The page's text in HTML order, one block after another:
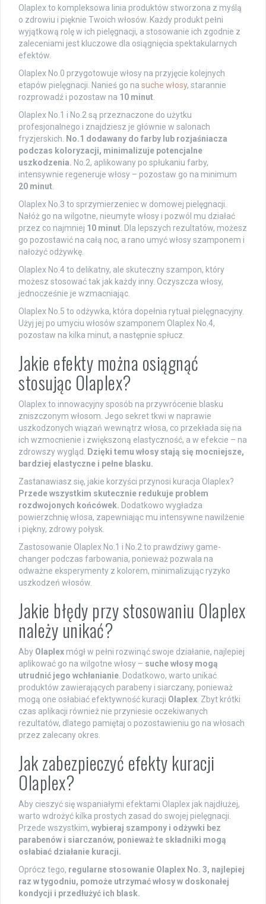
Olaplex to kompleksowa linia produktów stworzona z myślą
o zdrowiu i pięknie Twoich włosów. Każdy produkt pełni
wyjątkową rolę w ich pielęgnacji, a stosowanie ich zgodnie z
zaleceniami jest kluczowe dla osiągnięcia spektakularnych
efektów.
Olaplex No.0 przygotowuje włosy na przyjęcie kolejnych
etapów pielęgnacji. Nanieś go na suche włosy, starannie
rozprowadź i pozostaw na 10 minut
Olaplex No.1 i No.2 są przeznaczone do użytku
profesjonalnego i znajdziesz je głównie w salonach
fryzjerskich.
No.1 dodawany do farby lub rozjaśniacza
podczas koloryzacji, minimalizuje potencjalne
uszkodzenia. No.2, aplikowany po spłukaniu farby,
intensywnie regeneruje włosy – pozostaw go na minimum
20 minut
Olaplex No.3 to sprzymierzeniec w domowej pielęgnacji.
Nałóż go na wilgotne, nieumyte włosy i pozwól mu działać
przez co najmniej 10 minut . Dla lepszych rezultatów, możesz
go pozostawić na całą noc, a rano umyć włosy szamponem i
nałożyć odżywkę.
Olaplex No.4 to delikatny, ale skuteczny szampon, który
możesz stosować tak jak każdy inny. Oczyszcza włosy,
jednocześnie je wzmacniając.
Olaplex No.5 to odżywka, która dopełnia rytuał pielęgnacyjny.
Użyj jej po umyciu włosów szamponem Olaplex No.4,
pozostaw na kilka minut, a następnie spłucz.
Jakie efekty można osiągnąć
stosując Olaplex?
Olaplex to innowacyjny sposób na przywrócenie blasku
zniszczonym włosom. Jego sekret tkwi w naprawie
uszkodzonych wiązań wewnątrz włosa, co przekłada się na
ich wzmocnienie i zwiększoną elastyczność, a w efekcie – na
zdrowszy wygląd.
Dzięki temu włosy stają się mocniejsze,
bardziej elastyczne i pełne blasku.
Zastanawiasz się, jakie korzyści przynosi kuracja Olaplex?
Przede wszystkim skutecznie redukuje problem
rozdwojonych końcówek. Dodatkowo wygładza
powierzchnię włosa, zapewniając mu intensywne nawilżenie
i piękny, zdrowy połysk.
Zastosowanie Olaplex No.1 i No.2 to prawdziwy game-
changer podczas farbowania, ponieważ pozwala na
odważne eksperymenty z kolorem, minimalizując ryzyko
uszkodzeń włosów.
Jakie błędy przy stosowaniu Olaplex
należy unikać?
Aby Olaplex mógł w pełni rozwinąć swoje działanie, najlepiej
aplikować go na wilgotne włosy – suche włosy mogą
utrudnić jego wchłanianie . Dodatkowo, warto unikać
produktów zawierających parabeny i siarczany, ponieważ
mogą one osłabiać efektywność kuracji Olaplex . Zbyt krótki
czas aplikacji również nie przyniesie oczekiwanych
rezultatów, dlatego pamiętaj o pozostawieniu go na włosach
przez zalecany okres.
Jak zabezpieczyć efekty kuracji
Olaplex?
Aby cieszyć się wspaniałymi efektami Olaplex jak najdłużej,
warto wdrożyć kilka prostych zasad do swojej pielęgnacji.
Przede wszystkim, wybieraj szampony i odżywki bez
parabenów i siarczanów, ponieważ te składniki mogą
osłabiać działanie kuracji.
Oprócz tego, regularne stosowanie Olaplex No. 3, najlepiej
raz w tygodniu, pomoże utrzymać włosy w doskonałej
kondycji i przedłużyć ich blask.